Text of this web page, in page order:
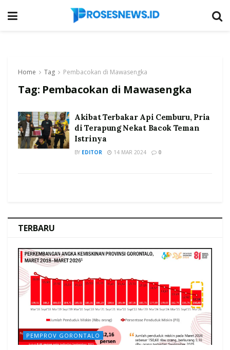
Home Tag Pembacokan di Mawasengka
Tag: Pembacokan di Mawasengka
Akibat Terbakar Api Cemburu, Pria
di Terapung Nekat Bacok Teman
Istrinya
BY EDITOR 14 MAR 2024 0
TERBARU
PEMPROV GORONTALO